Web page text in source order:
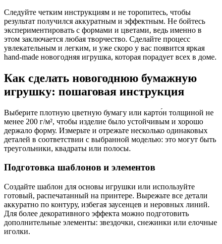
Следуйте четким инструкциям и не торопитесь, чтобы
результат получился аккуратным и эффектным. Не бойтесь
экспериментировать с формами и цветами, ведь именно в
этом заключается любая творчество. Сделайте процесс
увлекательным и легким, и уже скоро у вас появится яркая
hand-made новогодняя игрушка, которая порадует всех в доме.
Как сделать новогоднюю бумажную
игрушку: пошаговая инструкция
Выберите плотную цветную бумагу или карто́н толщиной не
менее 200 г/м², чтобы изделие было устойчивым и хорошо
держало форму. Измерьте и отрежьте несколько одинаковых
деталей в соответствии с выбранной моделью: это могут быть
треугольники, квадраты или полосы.
Подготовка шаблонов и элементов
Создайте шаблон для основы игрушки или используйте
готовый, распечатанный на принтере. Вырежьте все детали
аккуратно по контуру, избегая заусенцев и неровных линий.
Для более декоративного эффекта можно подготовить
дополнительные элементы: звездочки, снежинки или елочные
иголки.